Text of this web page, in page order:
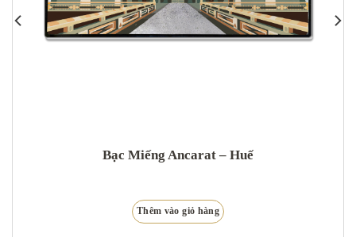
Bạc Miếng Ancarat – Huế
Thêm vào giỏ hàng